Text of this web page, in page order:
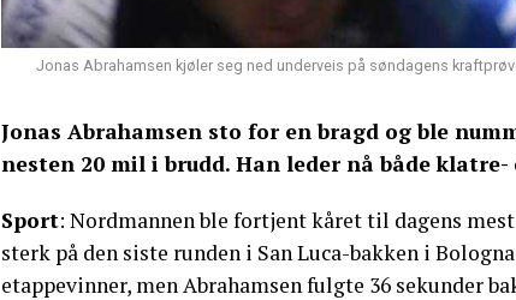
Jonas Abrahamsen kjøler seg ned underveis på søndagens
Jonas Abrahamsen sto for en bragd og ble
nesten 20 mil i brudd. Han leder nå både
Sport: Nordmannen ble fortjent kåret til dagens
sterk på den siste runden i San Luca-bakken i
etappevinner, men Abrahamsen fulgte 36 sekunder